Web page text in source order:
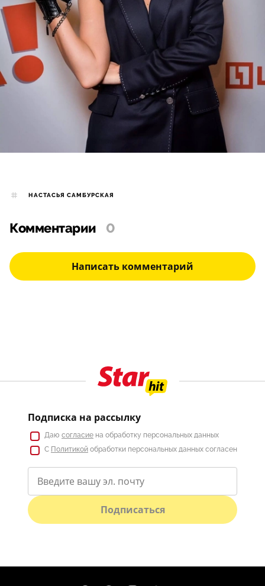
НАСТАСЬЯ САМБУРСКАЯ
Комментарии 0
Написать комментарий
Подписка на рассылку
Даю согласие на обработку персональных данных
С Политикой обработки персональных данных согласен
Подписаться